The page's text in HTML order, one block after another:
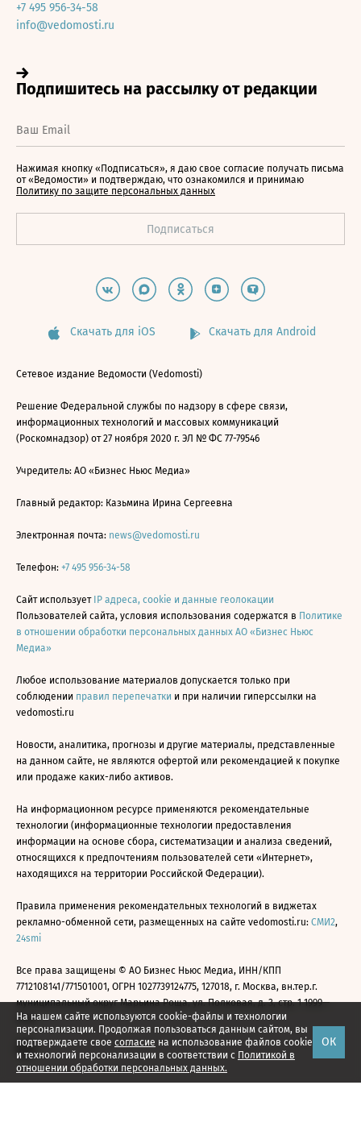
На нашем сайте используются cookie-файлы и технологии
персонализации. Продолжая пользоваться данным сайтом, вы
подтверждаете свое согласие на использование файлов cookie
и технологий персонализации в соответствии с Политикой в
отношении обработки персональных данных.
ОК
+7 495 956-34-58
info@vedomosti.ru
Нажимая кнопку «Подписаться», я даю свое согласие получать письма
от «Ведомости» и подтверждаю, что ознакомился и принимаю
Политику по защите персональных данных
Скачать для iOS Скачать для Android
Сетевое издание Ведомости (Vedomosti)
Решение Федеральной службы по надзору в сфере связи,
информационных технологий и массовых коммуникаций
(Роскомнадзор) от 27 ноября 2020 г. ЭЛ № ФС 77-79546
Учредитель: АО «Бизнес Ньюс Медиа»
Главный редактор: Казьмина Ирина Сергеевна
Электронная почта: news@vedomosti.ru
Телефон: +7 495 956-34-58
Сайт использует IP адреса, cookie и данные геолокации
Пользователей сайта, условия использования содержатся в Политике
в отношении обработки персональных данных АО «Бизнес Ньюс
Медиа»
Любое использование материалов допускается только при
соблюдении правил перепечатки и при наличии гиперссылки на
vedomosti.ru
Новости, аналитика, прогнозы и другие материалы, представленные
на данном сайте, не являются офертой или рекомендацией к покупке
или продаже каких-либо активов.
На информационном ресурсе применяются рекомендательные
технологии (информационные технологии предоставления
информации на основе сбора, систематизации и анализа сведений,
относящихся к предпочтениям пользователей сети «Интернет»,
находящихся на территории Российской Федерации).
Правила применения рекомендательных технологий в виджетах
рекламно-обменной сети, размещенных на сайте vedomosti.ru: СМИ2,
24smi
Все права защищены © АО Бизнес Ньюс Медиа, ИНН/КПП
7712108141/771501001, ОГРН 1027739124775, 127018, г. Москва, вн.тер.г.
муниципальный округ Марьина Роща, ул. Полковая, д. 3, стр. 1 1999—
2026